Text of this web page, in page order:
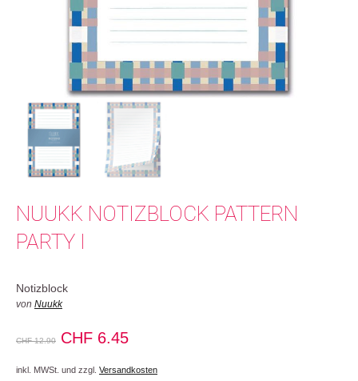
NUUKK NOTIZBLOCK PATTERN
PARTY I
Notizblock
von Nuukk
CHF12.90
Ursprünglicher
CHF 6.45Aktueller
inkl. MWSt. und zzgl. Versandkosten